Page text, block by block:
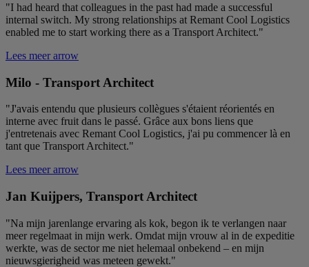
"I had heard that colleagues in the past had made a successful
internal switch. My strong relationships at Remant Cool Logistics
enabled me to start working there as a Transport Architect."
Lees meer arrow
Milo - Transport Architect
"J'avais entendu que plusieurs collègues s'étaient réorientés en
interne avec fruit dans le passé. Grâce aux bons liens que
j'entretenais avec Remant Cool Logistics, j'ai pu commencer là en
tant que Transport Architect."
Lees meer arrow
Jan Kuijpers, Transport Architect
"Na mijn jarenlange ervaring als kok, begon ik te verlangen naar
meer regelmaat in mijn werk. Omdat mijn vrouw al in de expeditie
werkte, was de sector me niet helemaal onbekend – en mijn
nieuwsgierigheid was meteen gewekt."